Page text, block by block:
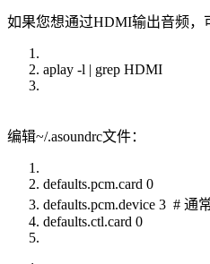
如果您想通过HDMI输出音频，
aplay -l | grep HDMI
编辑~/.asoundrc文件：
defaults.pcm.card 0
defaults.pcm.device 3 # 通
defaults.ctl.card 0